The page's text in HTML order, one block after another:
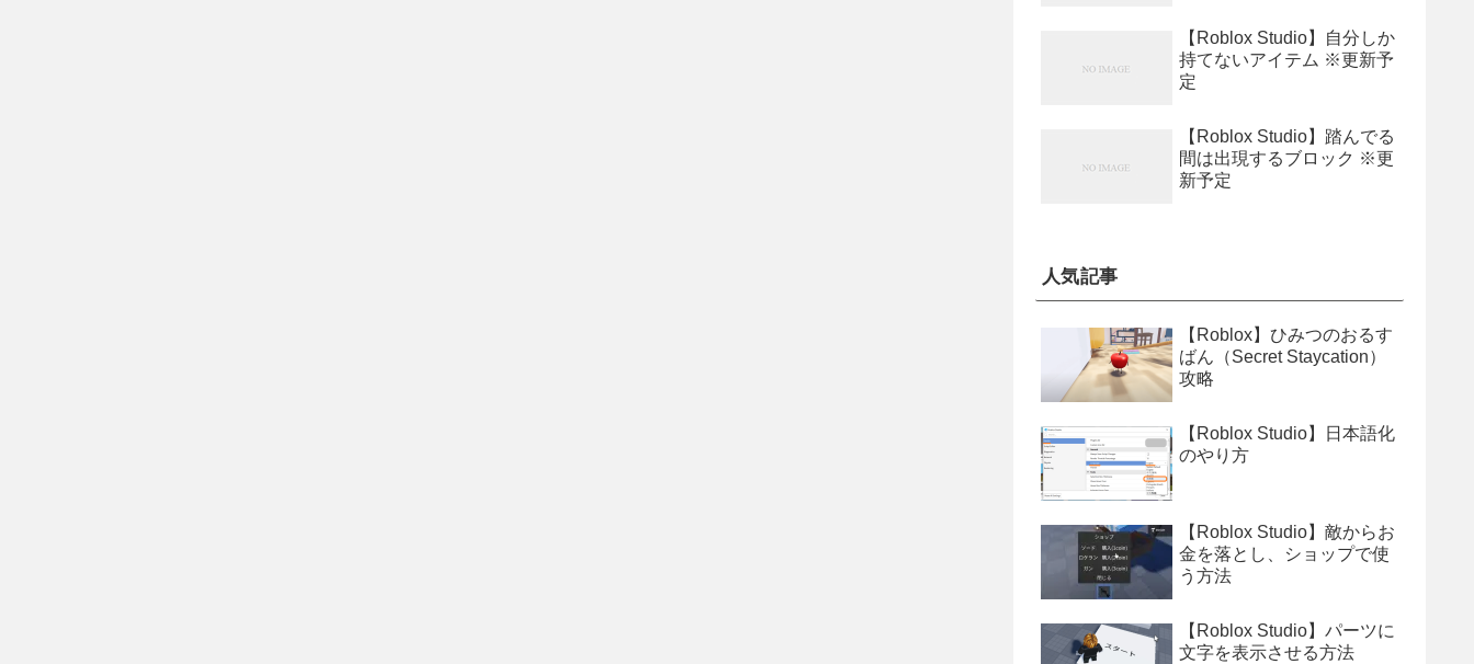
【Roblox Studio】自分しか
持てないアイテム ※更新予
定
【Roblox Studio】踏んでる
間は出現するブロック ※更
新予定
人気記事
【Roblox】ひみつのおるす
ばん（Secret Staycation）
攻略
【Roblox Studio】日本語化
のやり方
【Roblox Studio】敵からお
金を落とし、ショップで使
う方法
【Roblox Studio】パーツに
文字を表示させる方法